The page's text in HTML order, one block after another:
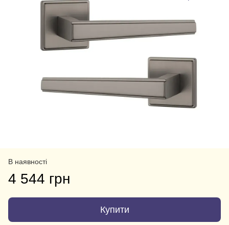
В наявності
4 544 грн
Купити